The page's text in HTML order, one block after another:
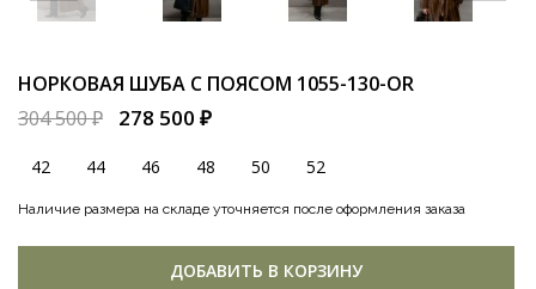
НОРКОВАЯ ШУБА С ПОЯСОМ 1055-130-OR
304 500 ₽
278 500 ₽
42 44 46 48 50 52
Наличие размера на складе уточняется после оформления заказа
ДОБАВИТЬ В КОРЗИНУ